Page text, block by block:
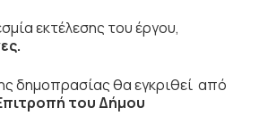
εκτέλεσης του έργου,
δημοπρασίας θα εγκριθεί από
του Δήμου